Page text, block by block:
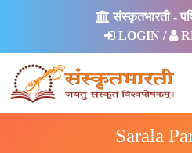
संस्कृतभारती -
LOGIN /
Sarala